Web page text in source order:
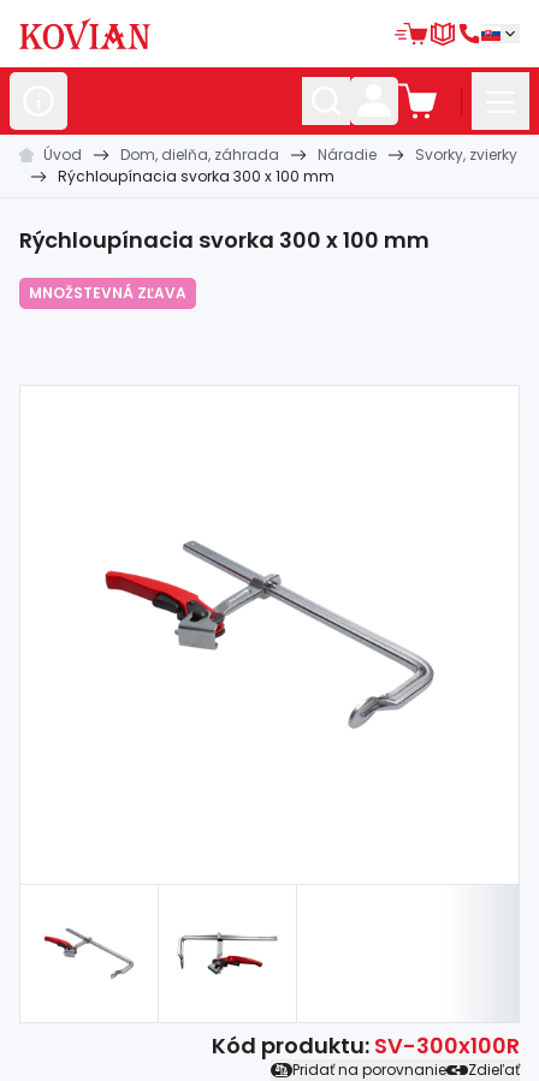
Nerezovépolotovary
Kované polotovary
Zábradlia amadlá
materiál
Úvod Dom, dielňa, záhrada Náradie
Svorky, zvierky
Rýchloupínacia svorka 300 x 100 mm
Rýchloupínacia svorka 300 x 100 mm
MNOŽSTEVNÁ ZĽAVA
Kód produktu: SV-300x100R
Pridať na porovnanie Zdieľať